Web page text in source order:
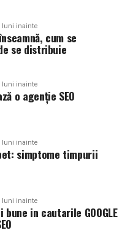
luni inainte
cum se
se distribuie
luni inainte
o agenție SEO
luni inainte
simptome timpurii
luni inainte
in cautarile GOOGLE